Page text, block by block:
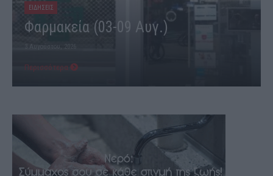
ΕΙΔΗΣΕΙΣ
Φαρμακεία (03-09 Αυγ.)
3 Αυγούστου, 2026
Περισσότερα